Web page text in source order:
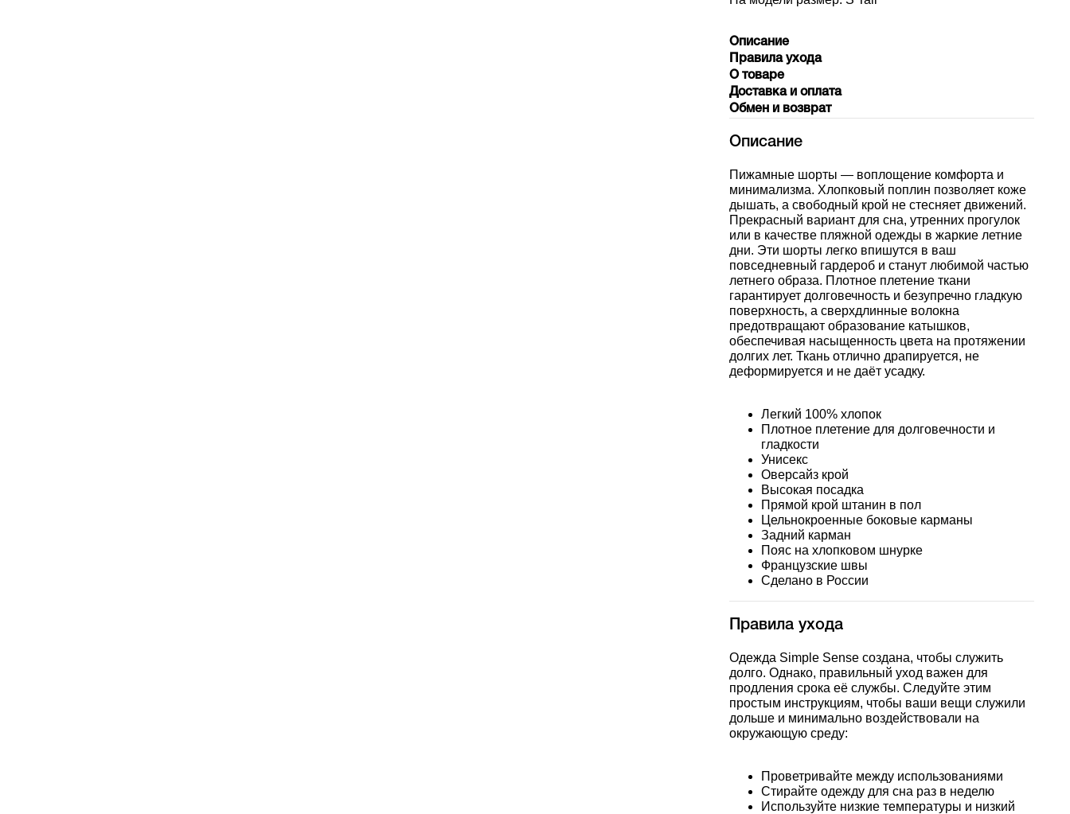
Описание
Правила ухода
О товаре
Доставка и оплата
Обмен и возврат
Описание
Пижамные шорты — воплощение комфорта и
минимализма. Хлопковый поплин позволяет коже
дышать, а свободный крой не стесняет движений.
Прекрасный вариант для сна, утренних прогулок
или в качестве пляжной одежды в жаркие летние
дни. Эти шорты легко впишутся в ваш
повседневный гардероб и станут любимой частью
летнего образа. Плотное плетение ткани
гарантирует долговечность и безупречно гладкую
поверхность, а сверхдлинные волокна
предотвращают образование катышков,
обеспечивая насыщенность цвета на протяжении
долгих лет. Ткань отлично драпируется, не
деформируется и не даёт усадку.
Легкий 100% хлопок
Плотное плетение для долговечности и
гладкости
Унисекс
Оверсайз крой
Высокая посадка
Прямой крой штанин в пол
Цельнокроенные боковые карманы
Задний карман
Пояс на хлопковом шнурке
Французские швы
Сделано в России
Правила ухода
Одежда Simple Sense создана, чтобы служить
долго. Однако, правильный уход важен для
продления срока её службы. Следуйте этим
простым инструкциям, чтобы ваши вещи служили
дольше и минимально воздействовали на
окружающую среду:
Проветривайте между использованиями
Стирайте одежду для сна раз в неделю
Используйте низкие температуры и низкий